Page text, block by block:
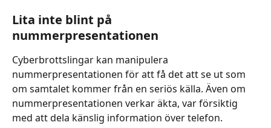
Lita inte blint på
nummerpresentationen
Cyberbrottslingar kan manipulera
nummerpresentationen för att få det att se ut som
om samtalet kommer från en seriös källa. Även om
nummerpresentationen verkar äkta, var försiktig
med att dela känslig information över telefon.